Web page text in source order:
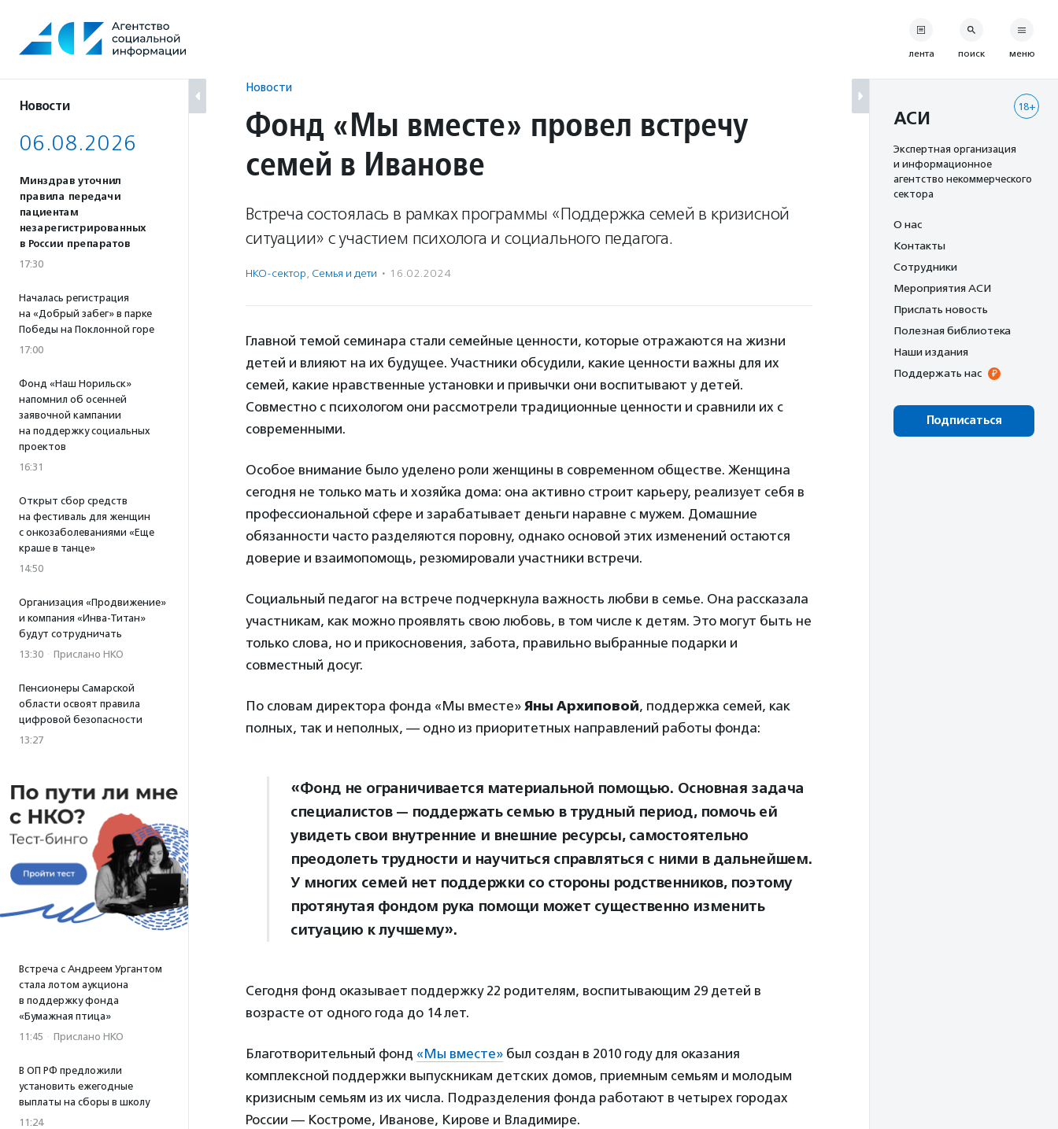
содержанию
Новости
06.08.2026
Минздрав уточнил
правила передачи
пациентам
незарегистрированных
в России препаратов
17:30
Началась регистрация
на «Добрый забег» в парке
Победы на Поклонной горе
17:00
Фонд «Наш Норильск»
напомнил об осенней
заявочной кампании
на поддержку социальных
проектов
16:31
Открыт сбор средств
на фестиваль для женщин
с онкозаболеваниями «Еще
краше в танце»
14:50
Организация «Продвижение»
и компания «Инва-Титан»
будут сотрудничать
13:30 · Прислано НКО
Пенсионеры Самарской
области освоят правила
цифровой безопасности
13:27
Встреча с Андреем Ургантом
стала лотом аукциона
в поддержку фонда
«Бумажная птица»
11:45 · Прислано НКО
В ОП РФ предложили
установить ежегодные
выплаты на сборы в школу
11:24
Новости
Фонд «Мы вместе» провел встречу
семей в Иванове
Встреча состоялась в рамках программы «Поддержка семей в кризисной
ситуации» с участием психолога и социального педагога.
НКО-сектор, Семья и дети · 16.02.2024
Главной темой семинара стали семейные ценности, которые отражаются на жизни
детей и влияют на их будущее. Участники обсудили, какие ценности важны для их
семей, какие нравственные установки и привычки они воспитывают у детей.
Совместно с психологом они рассмотрели традиционные ценности и сравнили их с
современными.
Особое внимание было уделено роли женщины в современном обществе. Женщина
сегодня не только мать и хозяйка дома: она активно строит карьеру, реализует себя в
профессиональной сфере и зарабатывает деньги наравне с мужем. Домашние
обязанности часто разделяются поровну, однако основой этих изменений остаются
доверие и взаимопомощь, резюмировали участники встречи.
Социальный педагог на встрече подчеркнула важность любви в семье. Она рассказала
участникам, как можно проявлять свою любовь, в том числе к детям. Это могут быть не
только слова, но и прикосновения, забота, правильно выбранные подарки и
совместный досуг.
По словам директора фонда «Мы вместе» Яны Архиповой, поддержка семей, как
полных, так и неполных, — одно из приоритетных направлений работы фонда:
«Фонд не ограничивается материальной помощью. Основная задача
специалистов — поддержать семью в трудный период, помочь ей
увидеть свои внутренние и внешние ресурсы, самостоятельно
преодолеть трудности и научиться справляться с ними в дальнейшем.
У многих семей нет поддержки со стороны родственников, поэтому
протянутая фондом рука помощи может существенно изменить
ситуацию к лучшему».
Сегодня фонд оказывает поддержку 22 родителям, воспитывающим 29 детей в
возрасте от одного года до 14 лет.
Благотворительный фонд «Мы вместе» был создан в 2010 году для оказания
комплексной поддержки выпускникам детских домов, приемным семьям и молодым
кризисным семьям из их числа. Подразделения фонда работают в четырех городах
России — Костроме, Иванове, Кирове и Владимире.
лента поиск меню
18+
АСИ
Экспертная организация
и информационное
агентство некоммерческого
сектора
О нас
Контакты
Сотрудники
Мероприятия АСИ
Прислать новость
Полезная библиотека
Наши издания
Поддержать нас
Подписаться